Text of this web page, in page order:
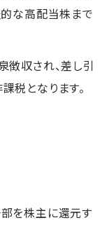
的な高配当株まで
収され、差し引
税となります。
を株主に還元す